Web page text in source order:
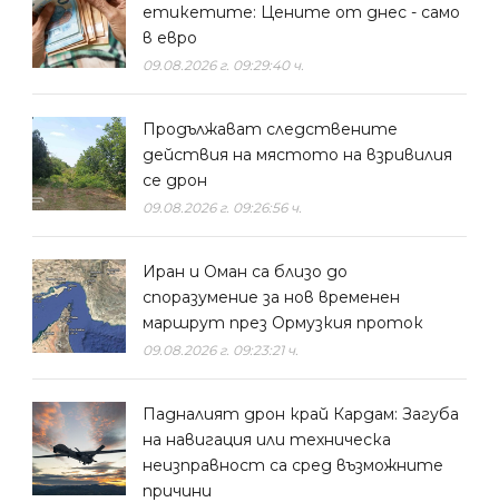
етикетите: Цените от днес - само
в евро
09.08.2026 г. 09:29:40 ч.
Продължават следствените
действия на мястото на взривилия
се дрон
09.08.2026 г. 09:26:56 ч.
Иран и Оман са близо до
споразумение за нов временен
маршрут през Ормузкия проток
09.08.2026 г. 09:23:21 ч.
Падналият дрон край Кардам: Загуба
на навигация или техническа
неизправност са сред възможните
причини